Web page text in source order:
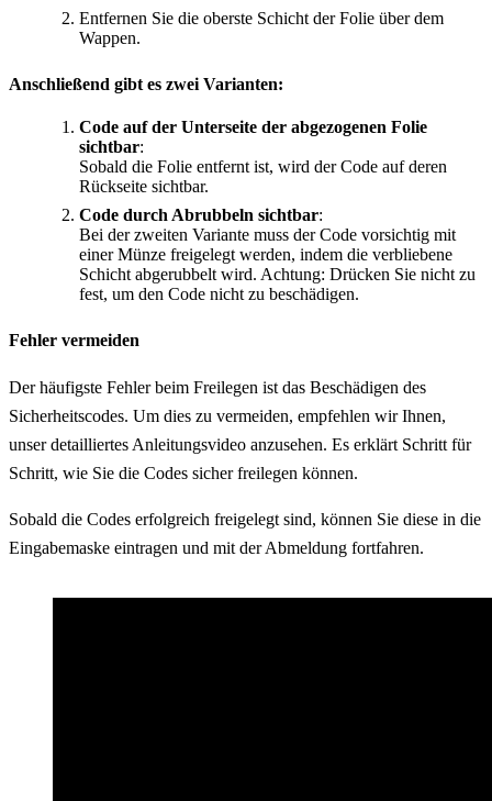
Entfernen Sie die oberste Schicht der Folie über dem
Wappen.
Anschließend gibt es zwei Varianten:
Code auf der Unterseite der abgezogenen Folie
sichtbar:
Sobald die Folie entfernt ist, wird der Code auf deren
Rückseite sichtbar.
Code durch Abrubbeln sichtbar:
Bei der zweiten Variante muss der Code vorsichtig mit
einer Münze freigelegt werden, indem die verbliebene
Schicht abgerubbelt wird. Achtung: Drücken Sie nicht zu
fest, um den Code nicht zu beschädigen.
Fehler vermeiden
Der häufigste Fehler beim Freilegen ist das Beschädigen des
Sicherheitscodes. Um dies zu vermeiden, empfehlen wir Ihnen,
unser detailliertes Anleitungsvideo anzusehen. Es erklärt Schritt für
Schritt, wie Sie die Codes sicher freilegen können.
Sobald die Codes erfolgreich freigelegt sind, können Sie diese in die
Eingabemaske eintragen und mit der Abmeldung fortfahren.